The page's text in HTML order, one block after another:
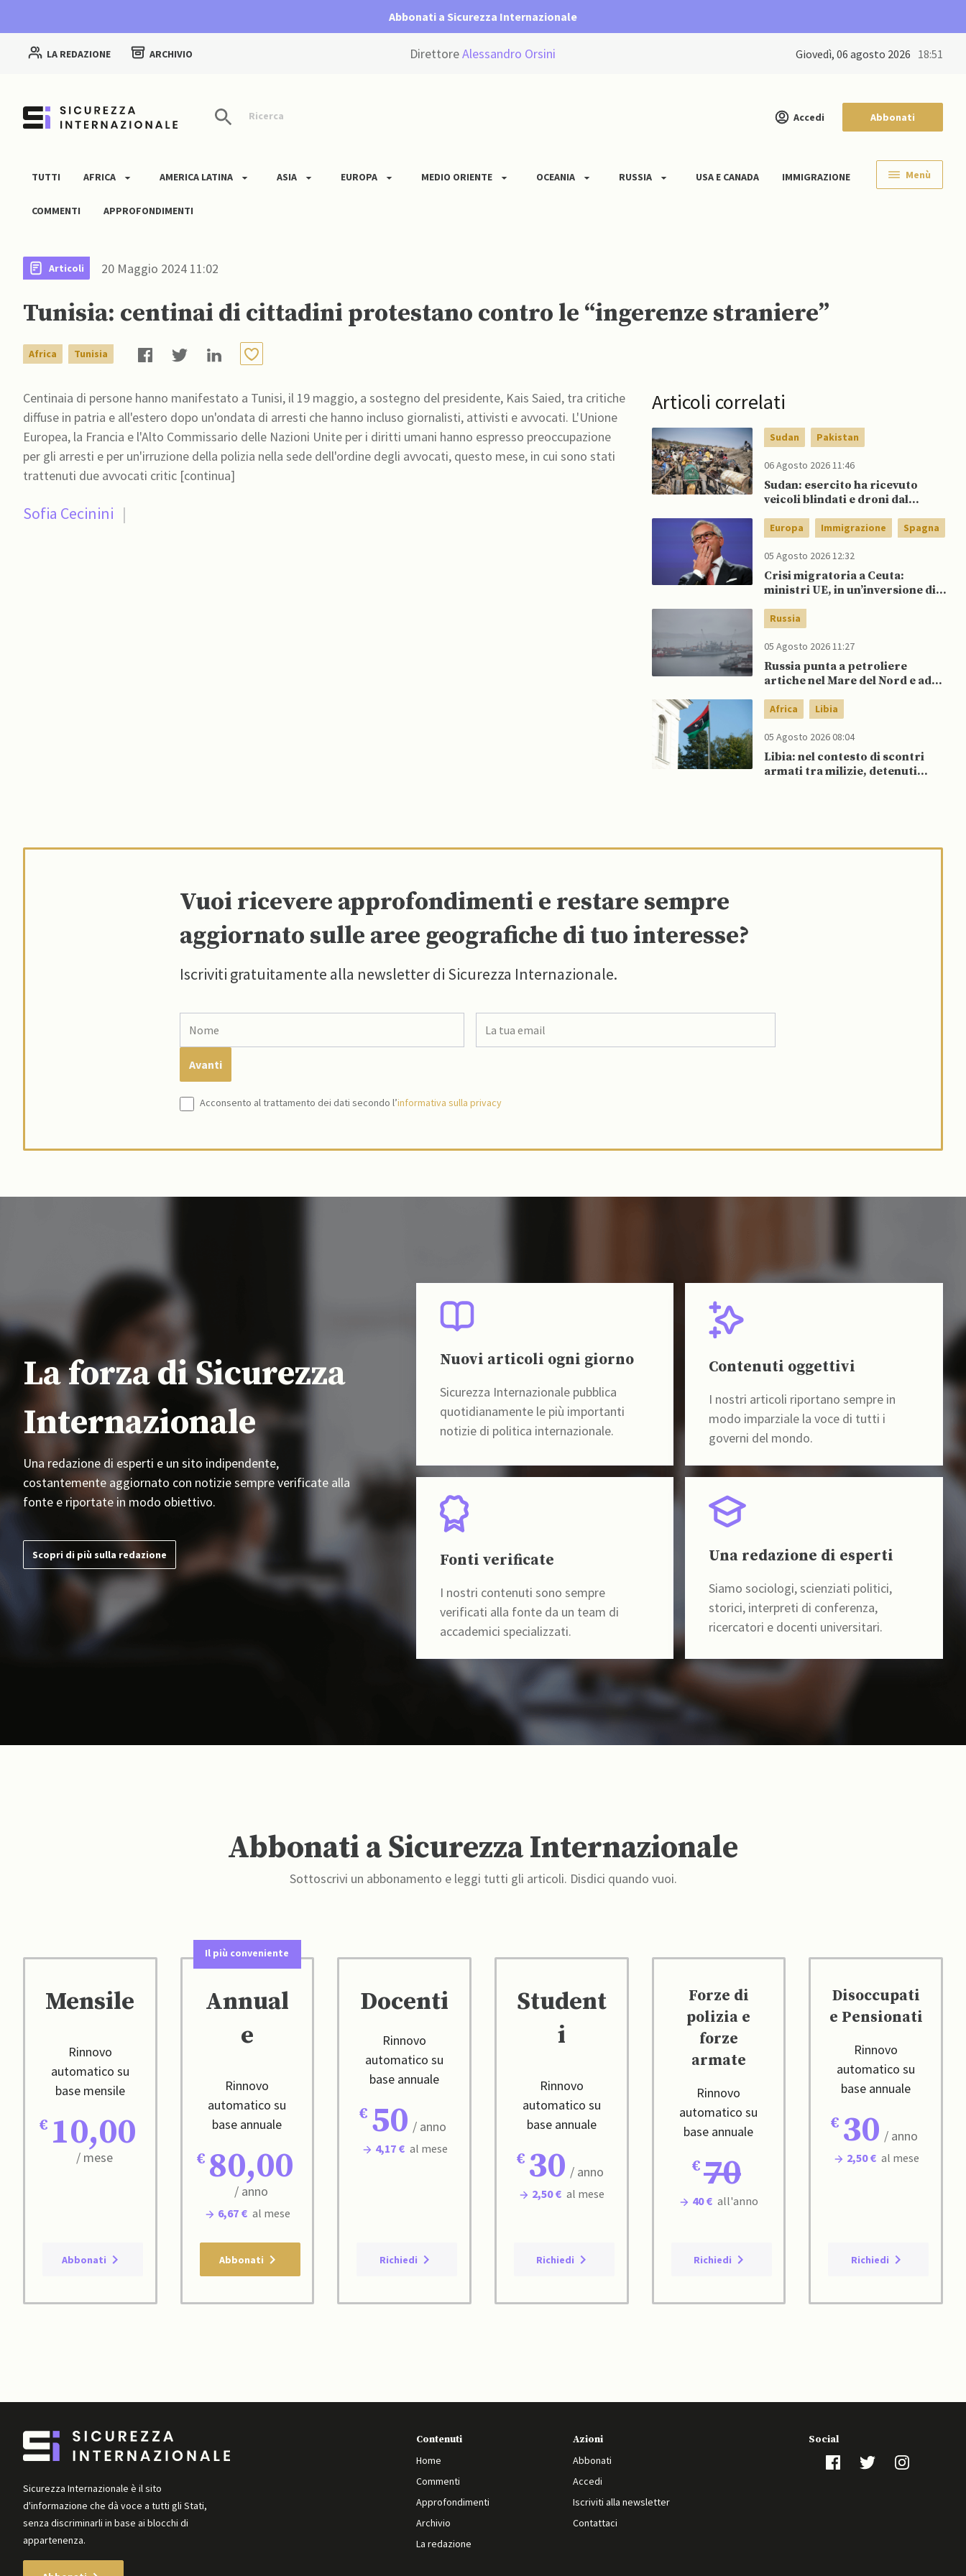
Abbonati a Sicurezza Internazionale
LA REDAZIONE ARCHIVIO DirettoreAlessandro Orsini giovedì, 06 agosto 2026 18:51
Ricerca Accedi Abbonati
TUTTI AFRICA AMERICA LATINA ASIA EUROPA MEDIO ORIENTE OCEANIA RUSSIA USA E CANADA IMMIGRAZIONE
COMMENTI APPROFONDIMENTI
Menù
Articoli 20 Maggio 2024 11:02
Tunisia: centinai di cittadini protestano contro le “ingerenze straniere”
Africa Tunisia
Centinaia di persone hanno manifestato a Tunisi, il 19 maggio, a sostegno del presidente, Kais Saied, tra critiche
diffuse in patria e all'estero dopo un'ondata di arresti che hanno incluso giornalisti, attivisti e avvocati. L'Unione
Europea, la Francia e l'Alto Commissario delle Nazioni Unite per i diritti umani hanno espresso preoccupazione
per gli arresti e per un'irruzione della polizia nella sede dell'ordine degli avvocati, questo mese, in cui sono stati
trattenuti due avvocati critic [continua]
Sofia Cecinini |
Articoli correlati
Sudan Pakistan
06 Agosto 2026 11:46
Sudan: esercito ha ricevuto
veicoli blindati e droni dal
Europa Immigrazione Spagna
05 Agosto 2026 12:32
Crisi migratoria a Ceuta:
ministri UE, in un’inversione di
sostegno della Spagna
Russia
05 Agosto 2026 11:27
Russia punta a petroliere
artiche nel Mare del Nord e ad
aggirare sanzioni occidentali
Africa Libia
05 Agosto 2026 08:04
Libia: nel contesto di scontri
armati tra milizie, detenuti
Vuoi ricevere approfondimenti e restare sempre
aggiornato sulle aree geografiche di tuo interesse?
Iscriviti gratuitamente alla newsletter di Sicurezza Internazionale.
Acconsento al trattamento dei dati secondo l’informativa sulla privacy
La forza di Sicurezza
Internazionale
Una redazione di esperti e un sito indipendente,
costantemente aggiornato con notizie sempre verificate alla
fonte e riportate in modo obiettivo.
Scopri di più sulla redazione
Nuovi articoli ogni giorno
Sicurezza Internazionale pubblica
quotidianamente le più importanti
notizie di politica internazionale.
Contenuti oggettivi
I nostri articoli riportano sempre in
modo imparziale la voce di tutti i
governi del mondo.
Fonti verificate
I nostri contenuti sono sempre
verificati alla fonte da un team di
accademici specializzati.
Una redazione di esperti
Siamo sociologi, scienziati politici,
storici, interpreti di conferenza,
ricercatori e docenti universitari.
Abbonati a Sicurezza Internazionale
Sottoscrivi un abbonamento e leggi tutti gli articoli. Disdici quando vuoi.
Mensile
Rinnovo
automatico su
base mensile
10,00
/ mese
Abbonati
Il più conveniente
Annual
e
Rinnovo
automatico su
base annuale
80,00
/ anno
6,67 € al mese
Abbonati
Docenti
Rinnovo
automatico su
base annuale
50 / anno
4,17 € al mese
Richiedi
Student
i
Rinnovo
automatico su
base annuale
30 / anno
2,50 € al mese
Richiedi
Forze di
polizia e
forze
armate
Rinnovo
automatico su
base annuale
70
40 € all'anno
Richiedi
Disoccupati
e Pensionati
Rinnovo
automatico su
base annuale
30 / anno
2,50 € al mese
Richiedi
Sicurezza Internazionale è il sito
d'informazione che dà voce a tutti gli Stati,
senza discriminarli in base ai blocchi di
appartenenza.
Contenuti
Home
Commenti
Approfondimenti
Archivio
La redazione
Azioni
Abbonati
Accedi
Iscriviti alla newsletter
Contattaci
Social